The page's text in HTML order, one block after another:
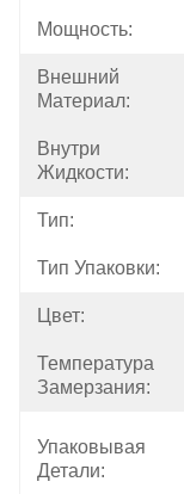
Мощность:
Внешний
Материал:
Внутри
Жидкости:
Тип:
Тип Упаковки:
Цвет:
Температура
Замерзания:
Упаковывая
Детали: